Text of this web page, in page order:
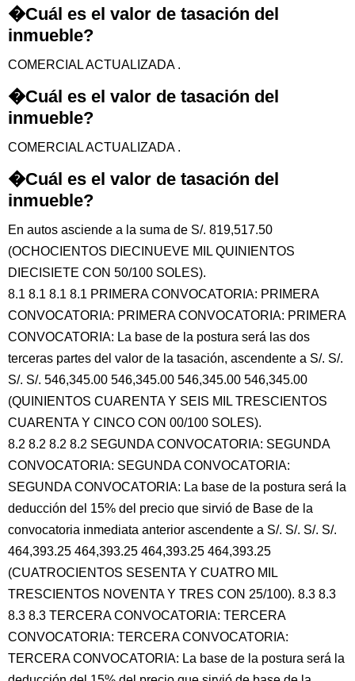
�Cuál es el valor de tasación del
inmueble?
COMERCIAL ACTUALIZADA .
�Cuál es el valor de tasación del
inmueble?
COMERCIAL ACTUALIZADA .
�Cuál es el valor de tasación del
inmueble?
En autos asciende a la suma de S/. 819,517.50
(OCHOCIENTOS DIECINUEVE MIL QUINIENTOS
DIECISIETE CON 50/100 SOLES).
8.1 8.1 8.1 8.1 PRIMERA CONVOCATORIA: PRIMERA
CONVOCATORIA: PRIMERA CONVOCATORIA: PRIMERA
CONVOCATORIA: La base de la postura será las dos
terceras partes del valor de la tasación, ascendente a S/. S/.
S/. S/. 546,345.00 546,345.00 546,345.00 546,345.00
(QUINIENTOS CUARENTA Y SEIS MIL TRESCIENTOS
CUARENTA Y CINCO CON 00/100 SOLES).
8.2 8.2 8.2 8.2 SEGUNDA CONVOCATORIA: SEGUNDA
CONVOCATORIA: SEGUNDA CONVOCATORIA:
SEGUNDA CONVOCATORIA: La base de la postura será la
deducción del 15% del precio que sirvió de Base de la
convocatoria inmediata anterior ascendente a S/. S/. S/. S/.
464,393.25 464,393.25 464,393.25 464,393.25
(CUATROCIENTOS SESENTA Y CUATRO MIL
TRESCIENTOS NOVENTA Y TRES CON 25/100). 8.3 8.3
8.3 8.3 TERCERA CONVOCATORIA: TERCERA
CONVOCATORIA: TERCERA CONVOCATORIA:
TERCERA CONVOCATORIA: La base de la postura será la